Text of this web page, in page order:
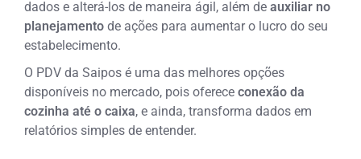
dados e alterá-los de maneira ágil, além de auxiliar no
planejamento de ações para aumentar o lucro do seu
estabelecimento.
O PDV da Saipos é uma das melhores opções
disponíveis no mercado, pois oferececonexão da
cozinha até o caixa, e ainda, transforma dados em
relatórios simples de entender.